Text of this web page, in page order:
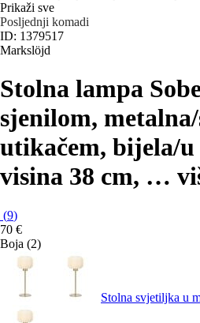
Prikaži sve
Posljednji komadi
ID: 1379517
Markslöjd
Stolna lampa
sjenilom,
utikačem, bijela/
visina 38 cm, …
(9)
70 €
Boja (2)
Stolna svjetiljka u